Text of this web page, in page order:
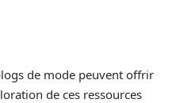
de mode peuvent offrir
de ces ressources